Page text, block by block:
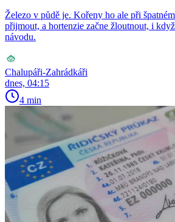
Železo v půdě je. Kořeny ho ale při
přijmout, a hortenzie začne žloutnout, i
návodu.
Chalupáři-Zahrádkáři
dnes, 04:15
4 min